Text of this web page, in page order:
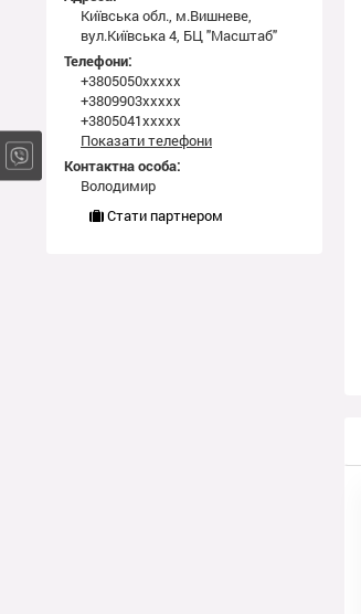
Київська обл., м.Вишневе,
вул.Київська 4, БЦ "Масштаб"
Телефони:
+3805050xxxxx
+3809903xxxxx
+3805041xxxxx
Показати телефони
Контактна особа:
Володимир
Стати партнером